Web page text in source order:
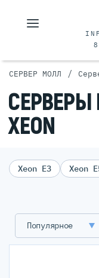
СЕРВЕР МОЛЛ /
СЕРВЕРЫ
XEON
Xeon E3 Xeon
Популярное